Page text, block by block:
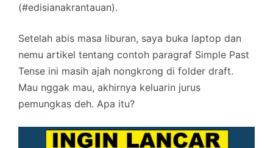
(#edisianakrantauan).
Setelah abis masa liburan, saya buka laptop dan
nemu artikel tentang contoh paragraf Simple Past
Tense ini masih ajah nongkrong di folder draft.
Mau nggak mau, akhirnya keluarin jurus
pemungkas deh. Apa itu?